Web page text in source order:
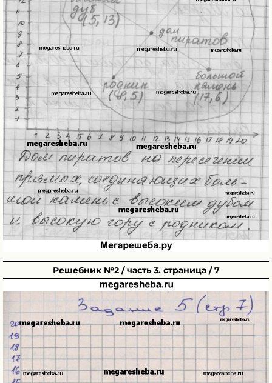
Решебник №2 / часть 3. страница / 7